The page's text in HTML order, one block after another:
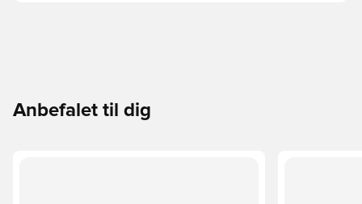
Anbefalet til dig